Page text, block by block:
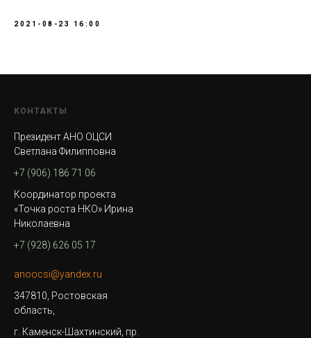
2021-08-23 16:00
КОНТАКТЫ
Президент АНО ОЦСИ
Светлана Филипповна
+7 (906) 186 71 06
Координатор проекта
«Точка роста НКО» Ирина
Николаевна
+7 (928) 626 05 17
anoocsi@yandex.ru
347810, Ростовская
область,
г. Каменск-Шахтинский, пр.